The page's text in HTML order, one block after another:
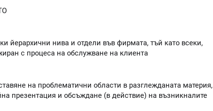
йерархични нива и отдели във фирмата, тъй като всеки,
с процеса на обслужване на клиента
на проблематични области в разглежданата материя,
презентация и обсъждане (в действие) на възникналите